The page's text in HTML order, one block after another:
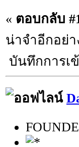
« ตอบกลับ
น่าจำอีกอย่า
บันทึกการเ